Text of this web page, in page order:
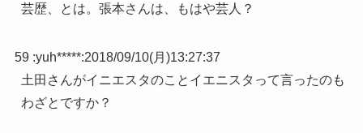
芸歴、とは。張本さんは、もはや芸人？
59 :yuh*****:2018/09/10(月)13:27:37
土田さんがイニエスタのことイエニスタって言ったのも
わざとですか？